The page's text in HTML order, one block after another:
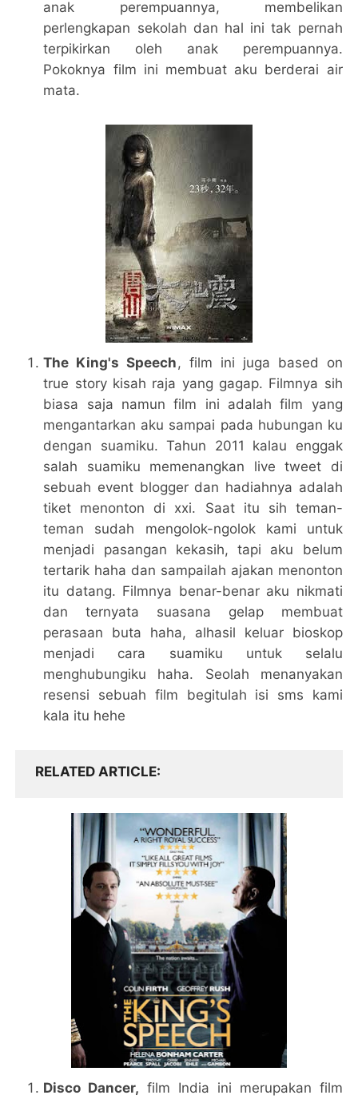
anak perempuannya, membelikan
perlengkapan sekolah dan hal ini tak pernah
terpikirkan oleh anak perempuannya.
Pokoknya film ini membuat aku berderai air
mata.
The King's Speech, film ini juga based on
true story kisah raja yang gagap. Filmnya sih
biasa saja namun film ini adalah film yang
mengantarkan aku sampai pada hubungan ku
dengan suamiku. Tahun 2011 kalau enggak
salah suamiku memenangkan live tweet di
sebuah event blogger dan hadiahnya adalah
tiket menonton di xxi. Saat itu sih teman-
teman sudah mengolok-ngolok kami untuk
menjadi pasangan kekasih, tapi aku belum
tertarik haha dan sampailah ajakan menonton
itu datang. Filmnya benar-benar aku nikmati
dan ternyata suasana gelap membuat
perasaan buta haha, alhasil keluar bioskop
menjadi cara suamiku untuk selalu
menghubungiku haha. Seolah menanyakan
resensi sebuah film begitulah isi sms kami
kala itu hehe
RELATED ARTICLE
Disco Dancer, film India ini merupakan film